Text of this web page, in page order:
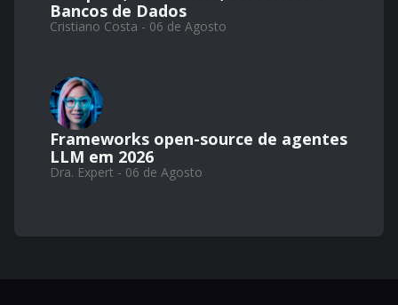
Bancos de Dados
Cristiano Costa - 06 de Agosto
Frameworks open-source de agentes
LLM em 2026
Dra. Expert - 06 de Agosto